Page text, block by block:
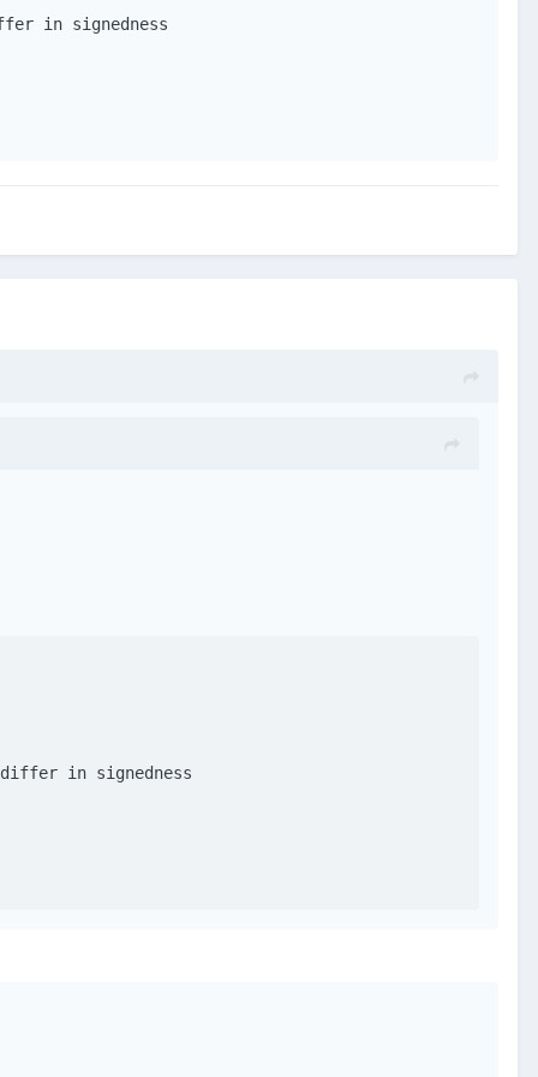
in signedness
in signedness